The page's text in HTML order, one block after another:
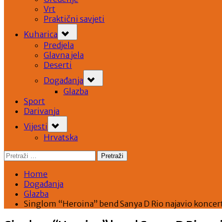
Vrt
Praktični savjeti
Kuharica
sub-
menu
Predjela
Glavna jela
Deserti
Događanja
sub-
menu
Glazba
Sport
Darivanja
Vijesti
sub-
menu
Hrvatska
Pretraži:
Home
Događanja
Glazba
Singlom “Heroina” bend Sanya D Rio najavio